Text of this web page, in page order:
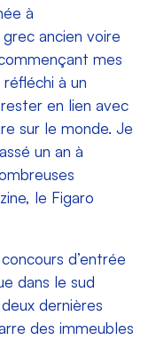
à
ancien voire
mes
réfléchi à un
en lien avec
sur le monde. Je
un an à
le Figaro
d’entrée
dans le sud
dernières
des immeubles